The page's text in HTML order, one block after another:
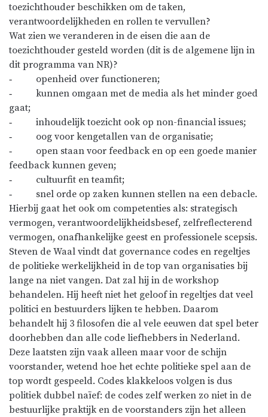
toezichthouder beschikken om de taken,
verantwoordelijkheden en rollen te vervullen?
Wat zien we veranderen in de eisen die aan de
toezichthouder gesteld worden (dit is de algemene lijn in
dit programma van NR)?
‐ openheid over functioneren;
‐ kunnen omgaan met de media als het minder goed
gaat;
‐ inhoudelijk toezicht ook op non-financial issues;
‐ oog voor kengetallen van de organisatie;
‐ open staan voor feedback en op een goede manier
feedback kunnen geven;
‐ cultuurfit en teamfit;
‐ snel orde op zaken kunnen stellen na een debacle.
Hierbij gaat het ook om competenties als: strategisch
vermogen, verantwoordelijkheidsbesef, zelfreflecterend
vermogen, onafhankelijke geest en professionele scepsis.
Steven de Waal vindt dat governance codes en regeltjes
de politieke werkelijkheid in de top van organisaties bij
lange na niet vangen. Dat zal hij in de workshop
behandelen. Hij heeft niet het geloof in regeltjes dat veel
politici en bestuurders lijken te hebben. Daarom
behandelt hij 3 filosofen die al vele eeuwen dat spel beter
doorhebben dan alle code liefhebbers in Nederland.
Deze laatsten zijn vaak alleen maar voor de schijn
voorstander, wetend hoe het echte politieke spel aan de
top wordt gespeeld. Codes klakkeloos volgen is dus
politiek dubbel naïef: de codes zelf werken zo niet in de
bestuurlijke praktijk en de voorstanders zijn het alleen